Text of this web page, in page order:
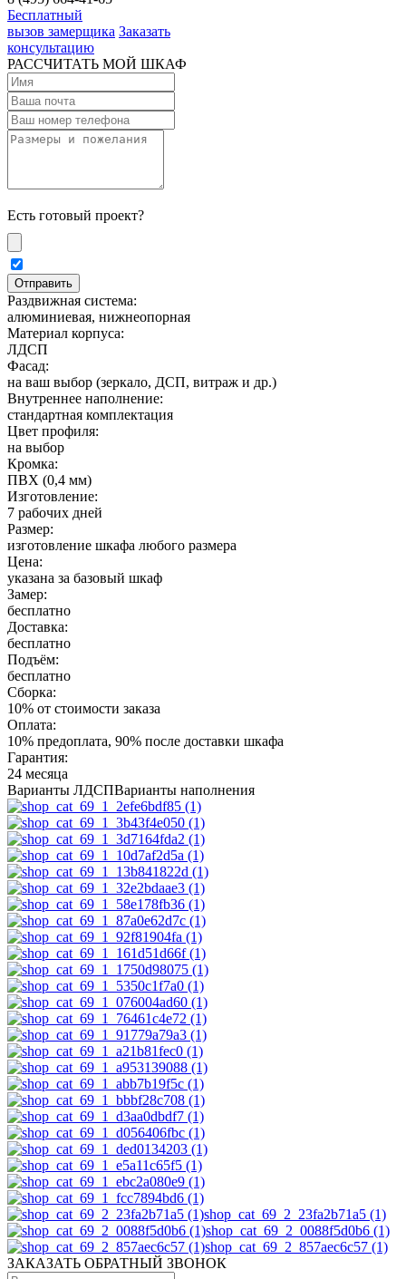
Бесплатный
вызов замерщика Заказать
консультацию
РАССЧИТАТЬ МОЙ ШКАФ
Есть готовый проект?
Раздвижная система:
алюминиевая, нижнеопорная
Материал корпуса:
ЛДСП
Фасад:
на ваш выбор (зеркало, ДСП, витраж и др.)
Внутреннее наполнение:
стандартная комплектация
Цвет профиля:
на выбор
Кромка:
ПВХ (0,4 мм)
Изготовление:
7 рабочих дней
Размер:
изготовление шкафа любого размера
Цена:
указана за базовый шкаф
Замер:
бесплатно
Доставка:
бесплатно
Подъём:
бесплатно
Сборка:
10% от стоимости заказа
Оплата:
10% предоплата, 90% после доставки шкафа
Гарантия:
24 месяца
Варианты ЛДСПВарианты наполнения
shop_cat_69_2_23fa2b71a5 (1)
shop_cat_69_2_0088f5d0b6 (1)
shop_cat_69_2_857aec6c57 (1)
ЗАКАЗАТЬ ОБРАТНЫЙ ЗВОНОК